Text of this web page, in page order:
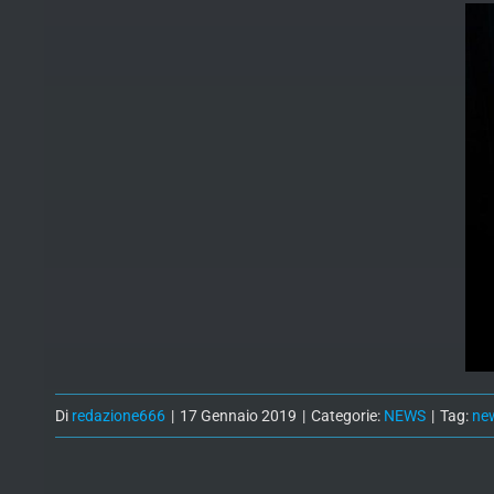
Di redazione666 | 17 Gennaio 2019 | Categorie: NEWS | Tag: